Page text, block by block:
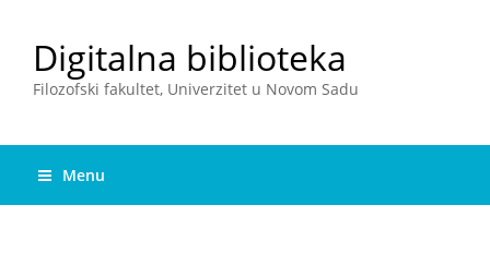
Digitalna biblioteka
Filozofski fakultet, Univerzitet u Novom Sadu
Menu